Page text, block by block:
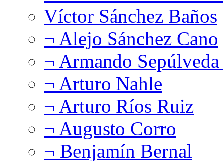
Víctor Sánchez Baños
¬ Alejo Sánchez Cano
¬ Armando
¬ Arturo Nahle
¬ Arturo Ríos Ruiz
¬ Augusto Corro
¬ Benjamín Bernal